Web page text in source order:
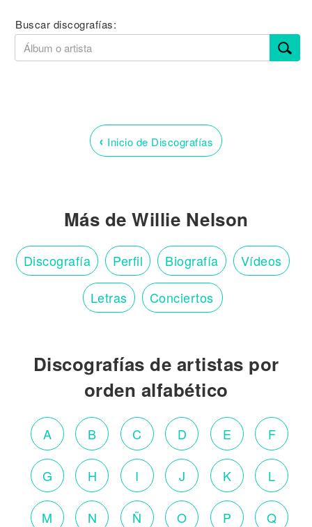
Buscar discografías:
‹ Inicio de Discografías
Más de Willie Nelson
Discografía Perfil Biografía Vídeos
Letras Conciertos
Discografías de artistas por
orden alfabético
A B C D E F
G H I J K L
M N Ñ O P Q